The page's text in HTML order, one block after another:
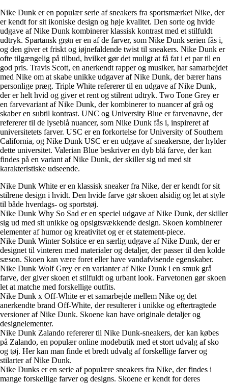
Nike Dunk er en populær serie af sneakers fra sportsmærket Nike, der
er kendt for sit ikoniske design og høje kvalitet. Den sorte og hvide
udgave af Nike Dunk kombinerer klassisk kontrast med et stilfuldt
udtryk. Spartansk grøn er en af de farver, som Nike Dunk serien fås i,
og den giver et friskt og iøjnefaldende twist til sneakers. Nike Dunk er
ofte tilgængelig på tilbud, hvilket gør det muligt at få fat i et par til en
god pris. Travis Scott, en anerkendt rapper og musiker, har samarbejdet
med Nike om at skabe unikke udgaver af Nike Dunk, der bærer hans
personlige præg. Triple White refererer til en udgave af Nike Dunk,
der er helt hvid og giver et rent og stilrent udtryk. Two Tone Grey er
en farvevariant af Nike Dunk, der kombinerer to nuancer af grå og
skaber en subtil kontrast. UNC og University Blue er farvenavne, der
refererer til de lyseblå nuancer, som Nike Dunk fås i, inspireret af
universitetets farver. USC er en forkortelse for University of Southern
California, og Nike Dunk USC er en udgave af sneakersne, der hylder
dette universitet. Valerian Blue beskriver en dyb blå farve, der kan
findes på en variant af Nike Dunk, der skiller sig ud med sit
karakteristiske udseende.
Nike Dunk White er en klassisk sneaker fra Nike, der er kendt for sit
stilrene design i hvidt. Den hvide farve gør skoen alsidig og let at style
til både hverdags- og sportstøj.
Nike Dunk Why So Sad er en speciel udgave af Nike Dunk, der skiller
sig ud med sit unikke og opsigtsvækkende design. Skoen kombinerer
elementer af humor og kreativitet og er et statement-piece.
Nike Dunk Winter Solstice er en særlig udgave af Nike Dunk, der er
designet til vinteren med materialer og detaljer, der passer til den kolde
sæson. Skoen kan være foret eller have vandafvisende egenskaber.
Nike Dunk Wolf Grey er en varianter af Nike Dunk i en smuk grå
farve, der giver skoen et stilfuldt og urbant look. Farvetonen gør skoen
let at matche med forskellige outfits.
Nike Dunk x Off-White er et samarbejde mellem Nike og det
anerkendte brand Off-White, der resulterer i unikke og eftertragtede
versioner af Nike Dunk. Skoene kan have originale detaljer og
designelementer.
Nike Dunk Zalando refererer til Nike Dunk-sneakers, der kan købes
på Zalando, en populær online modebutik med et stort udvalg af sko
og tøj. Her kan man finde et bredt udvalg af forskellige farver og
stilarter af Nike Dunk.
Nike Dunks er en serie af populære sneakers fra Nike, der findes i
mange forskellige farver og designs. Skoene er kendt for deres